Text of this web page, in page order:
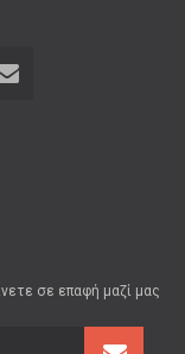
σε επαφή μαζί μας